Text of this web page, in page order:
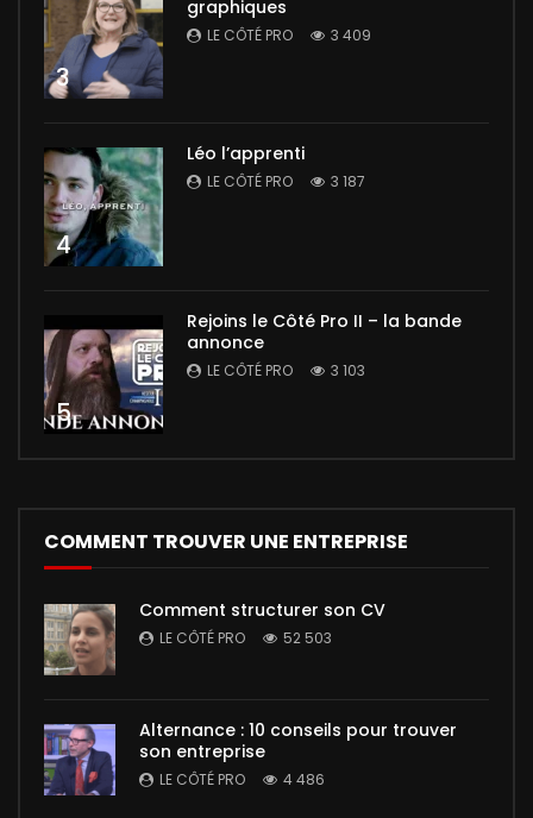
3
graphiques
LE CÔTÉ PRO 3 409
4
Léo l’apprenti
LE CÔTÉ PRO 3 187
5
Rejoins le Côté Pro II – la bande
annonce
LE CÔTÉ PRO 3 103
COMMENT TROUVER UNE ENTREPRISE
Comment structurer son CV
LE CÔTÉ PRO 52 503
Alternance : 10 conseils pour trouver
son entreprise
LE CÔTÉ PRO 4 486